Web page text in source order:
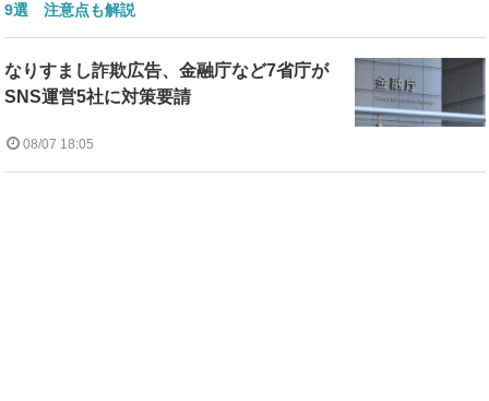
9選 注意点も解説
なりすまし詐欺広告、金融庁など7省庁が
SNS運営5社に対策要請
08/07 18:05